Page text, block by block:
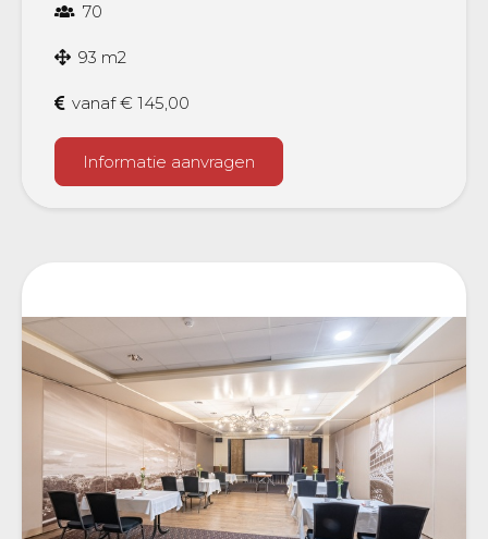
70
93 m2
vanaf € 145,00
Informatie aanvragen